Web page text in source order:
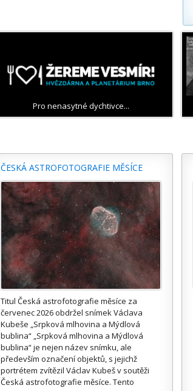
Pro nenasytné dychtivce...
ČESKÁ ASTROFOTOGRAFIE MĚSÍCE
Titul Česká astrofotografie měsíce za
červenec 2026 obdržel snímek Václava
Kubeše „Srpková mlhovina a Mýdlová
bublina“ „Srpková mlhovina a Mýdlová
bublina“ je nejen název snímku, ale
především označení objektů, s jejichž
portrétem zvítězil Václav Kubeš v soutěži
Česká astrofotografie měsíce. Tento